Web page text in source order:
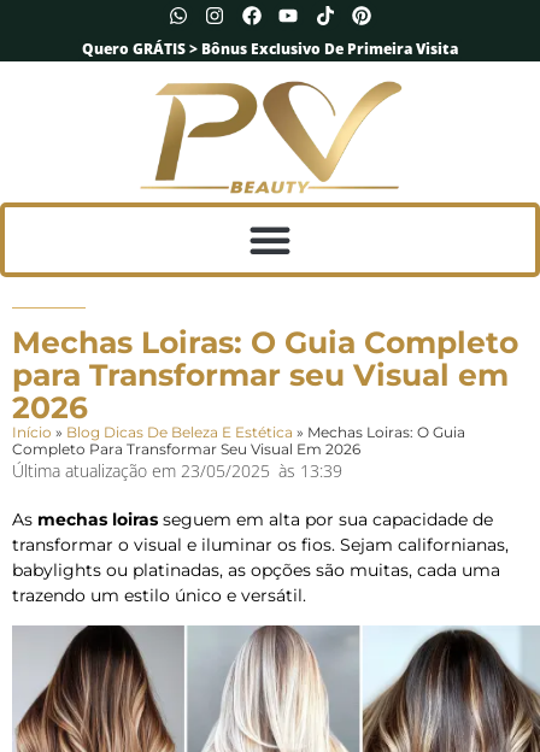
Quero GRÁTIS > Bônus Exclusivo De Primeira Visita
Mechas Loiras: O Guia Completo
para Transformar seu Visual em
2026
Início » Blog Dicas De Beleza E Estética » Mechas Loiras: O Guia
Completo Para Transformar Seu Visual Em 2026
Última atualização em 23/05/2025 às 13:39
As mechas loiras seguem em alta por sua capacidade de
transformar o visual e iluminar os fios. Sejam californianas,
babylights ou platinadas, as opções são muitas, cada uma
trazendo um estilo único e versátil.